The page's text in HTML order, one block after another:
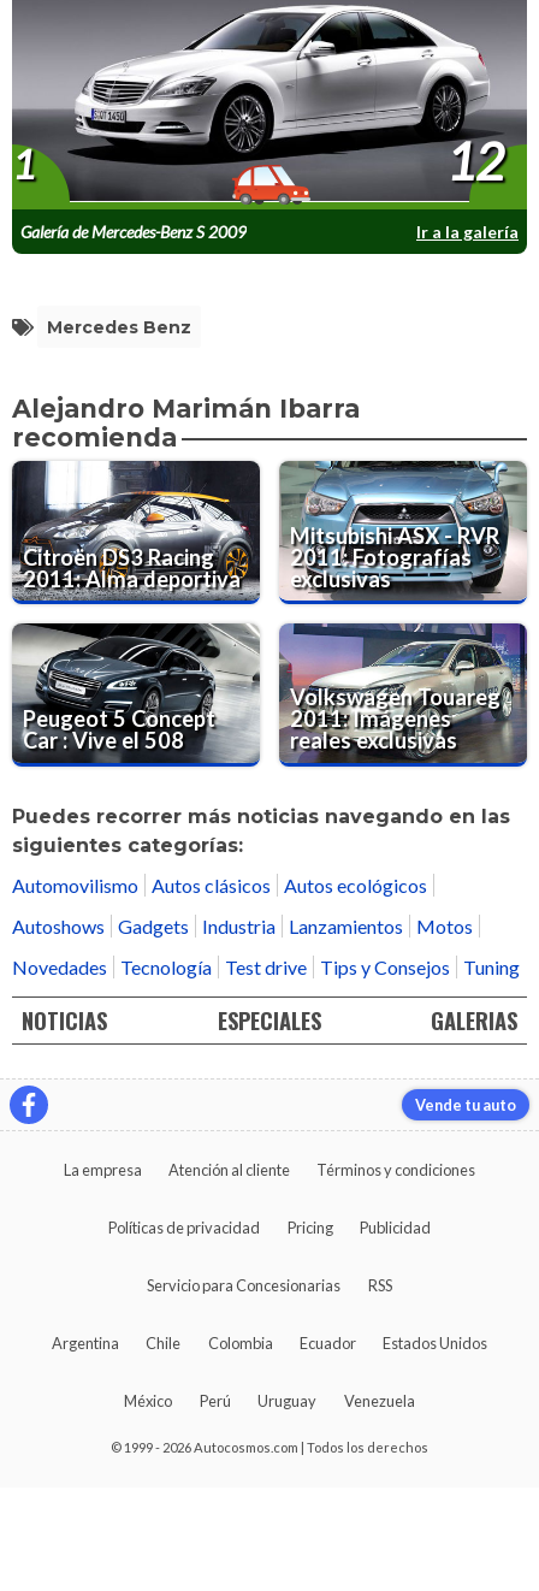
Galería de Mercedes-Benz S 2009 Ir a la galería
1 12
Mercedes Benz
Alejandro Marimán Ibarra
recomienda
Citroën DS3 Racing
2011: Alma deportiva
Mitsubishi ASX - RVR
2011: Fotografías
exclusivas
Peugeot 5 Concept
Car : Vive el 508
Volkswagen Touareg
2011: Imágenes
reales exclusivas
Puedes recorrer más noticias navegando en las
siguientes categorías:
Automovilismo
Autos clásicos
Autos ecológicos
Autoshows
Gadgets Industria Lanzamientos
Motos
Novedades
Tecnología Test drive Tips y Consejos Tuning
NOTICIAS ESPECIALES GALERIAS
Vende tu auto
La empresa Atención al cliente Términos y condiciones
Políticas de privacidad Pricing Publicidad
Servicio para Concesionarias RSS
Argentina Chile Colombia Ecuador Estados Unidos
México Perú Uruguay Venezuela
© 1999 - 2026 Autocosmos.com | Todos los derechos